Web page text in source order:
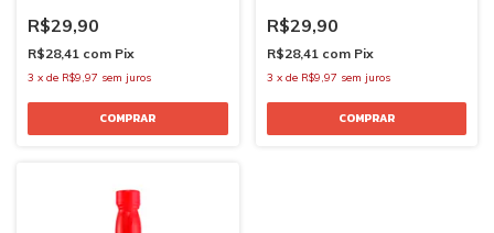
R$29,90
R$28,41 com Pix
3 x de R$9,97 sem juros
R$29,90
R$28,41 com Pix
3 x de R$9,97 sem juros